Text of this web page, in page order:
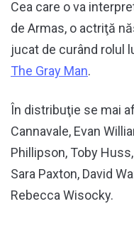
Cea care o va
de Armas, o actriţă
jucat de curând rolul
The Gray Man.
În distribuţie se mai
Cannavale, Evan
Phillipson, Toby
Sara Paxton, David
Rebecca Wisocky.